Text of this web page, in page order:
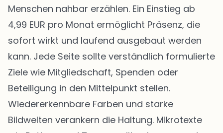
Menschen nahbar erzählen. Ein Einstieg ab
4,99 EUR pro Monat ermöglicht Präsenz, die
sofort wirkt und laufend ausgebaut werden
kann. Jede Seite sollte verständlich formulierte
Ziele wie Mitgliedschaft, Spenden oder
Beteiligung in den Mittelpunkt stellen.
Wiedererkennbare Farben und starke
Bildwelten verankern die Haltung. Mikrotexte